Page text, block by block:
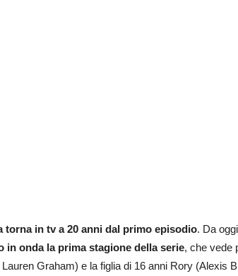
torna in tv a 20 anni dal primo episodio. Da
in onda la prima stagione della serie, che vede
Lauren Graham) e la figlia di 16 anni Rory (Alexis